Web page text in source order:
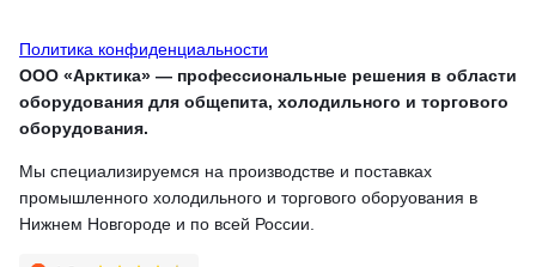
Политика конфиденциальности
ООО «Арктика» — профессиональные решения в области
оборудования для общепита, холодильного и торгового
оборудования.
Мы специализируемся на производстве и поставках
промышленного холодильного и торгового оборуования в
Нижнем Новгороде и по всей России.